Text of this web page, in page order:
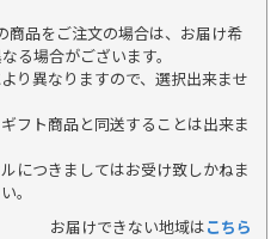
商品をご注文の場合は、お届け希
る場合がございます。
り異なりますので、選択出来ませ
フト商品と同送することは出来ま
につきましてはお受け致しかねま
。
お届けできない地域はこちら